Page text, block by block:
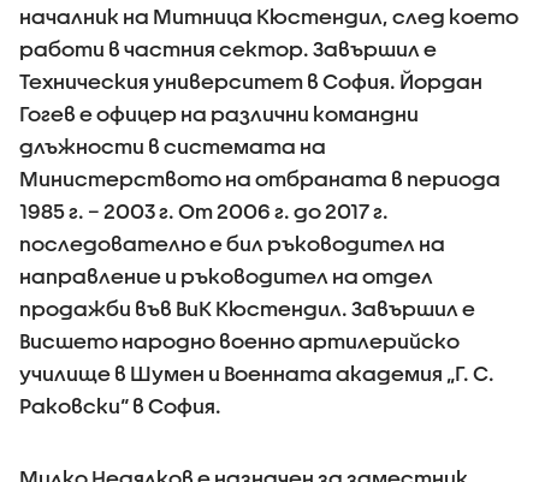
началник на Митница Кюстендил, след което
работи в частния сектор. Завършил е
Техническия университет в София. Йордан
Гогев е офицер на различни командни
длъжности в системата на
Министерството на отбраната в периода
1985 г. – 2003 г. От 2006 г. до 2017 г.
последователно е бил ръководител на
направление и ръководител на отдел
продажби във ВиК Кюстендил. Завършил е
Висшето народно военно артилерийско
училище в Шумен и Военната академия „Г. С.
Раковски“ в София.